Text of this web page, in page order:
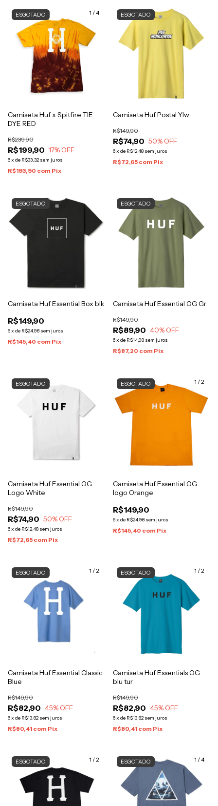
1 /4
ESGOTADO
Camiseta Huf x Spitfire TIE
DYE RED
R$199,90
R$239,90
17% OFF
6x de R$33,32 sem juros
R$193,90 com Pix
ESGOTADO
Camiseta Huf Postal Ylw
R$74,90
R$149,90
50% OFF
6x de R$12,48 sem juros
R$72,65 com Pix
ESGOTADO
Camiseta Huf Essential Box blk
R$149,90
6x de R$24,98 sem juros
R$145,40 com Pix
ESGOTADO
Camiseta Huf Essential OG Gr
R$89,90
R$149,90
40% OFF
6x de R$14,98 sem juros
R$87,20 com Pix
ESGOTADO
Camiseta Huf Essential OG
Logo White
R$74,90
R$149,90
50% OFF
6x de R$12,48 sem juros
R$72,65 com Pix
1 /2
ESGOTADO
Camiseta Huf Essential OG
logo Orange
R$149,90
6x de R$24,98 sem juros
R$145,40 com Pix
1 /2
ESGOTADO
Camiseta Huf Essential Classic
Blue
R$82,90
R$149,90
45% OFF
6x de R$13,82 sem juros
R$80,41 com Pix
1 /2
ESGOTADO
Camiseta Huf Essentials OG
blu tur
R$82,90
R$149,90
45% OFF
6x de R$13,82 sem juros
R$80,41 com Pix
1 /2
ESGOTADO 1 /4
ESGOTADO